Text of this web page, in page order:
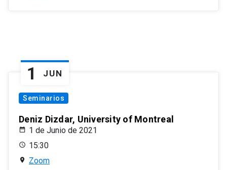
1 JUN
Seminarios
Deniz Dizdar, University of Montreal
1 de Junio de 2021
15:30
Zoom